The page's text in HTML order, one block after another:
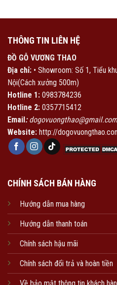
THÔNG TIN LIÊN HỆ
ĐỒ GỖ VƯƠNG THAO
Địa chỉ: • Showroom: Số 1, Tiểu
Nội(Cách xưởng 500m)
Hotline 1: 0983784236
Hotline 2: 0357715412
Email:dogovuongthao@gmail.com
Website: http://
CHÍNH SÁCH BÁN HÀNG
Hướng dẫn mua hàng
Hướng dẫn thanh toán
Chính sách hậu mãi
Chính sách đổi trả và hoàn tiền